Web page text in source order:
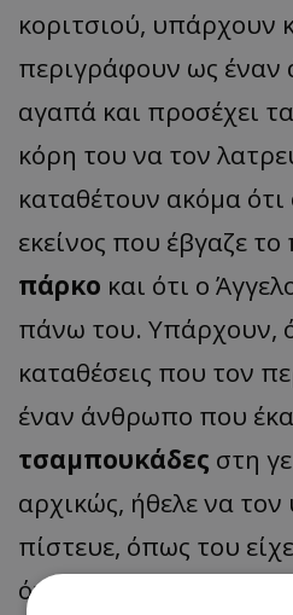
κοριτσιού, υπάρχουν
περιγράφουν ως
αγαπά και προσέχει
κόρη του να τον
καταθέτουν ακόμα
εκείνος που έβγαζε το
πάρκο και ότι ο
πάνω του. Υπάρχουν,
καταθέσεις που τον
έναν άνθρωπο που
τσαμπουκάδες στη
αρχικώς, ήθελε να τον
πίστευε, όπως του
ότι ο βιολογικός